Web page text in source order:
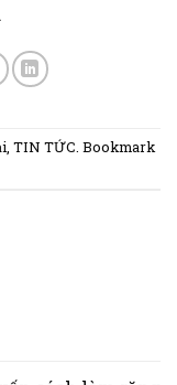
, TIN TỨC. Bookmark